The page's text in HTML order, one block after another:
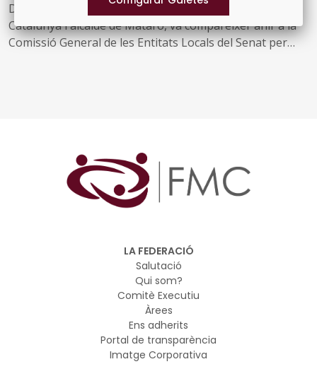
David Bote, president de la Federació de Municipis de
Catalunya i alcalde de Mataró, va comparèixer ahir a la
Comissió General de les Entitats Locals del Senat per
Bote va destacar també la importància de l’autonomia i
el lideratge local perquè els municipis vagin fent més
actuacions, tinguin més implicació i assumeixin un paper
LA FEDERACIÓ
Salutació
Qui som?
Comitè Executiu
Àrees
Ens adherits
Portal de transparència
Imatge Corporativa